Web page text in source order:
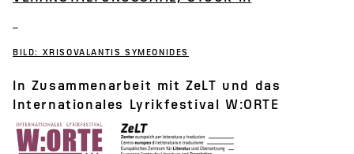
BILD: XRISOVALANTIS SYMEONIDES
In Zusammenarbeit mit ZeLT und das
Internationales Lyrikfestival W:ORTE